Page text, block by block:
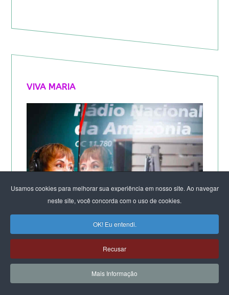
Usamos cookies para melhorar sua experiência em nosso site. Ao navegar
neste site, você concorda com o uso de cookies.
OK! Eu entendi.
Recusar
Mais Informação
VIVA MARIA